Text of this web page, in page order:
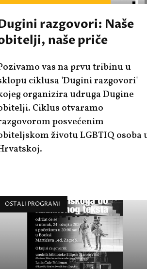
razgovori: Naše
naše priče
vas na prvu tribinu u
ciklusa 'Dugini razgovori'
organizira udruga Dugine
Ciklus otvaramo
posvećenim
životu LGBTIQ osoba
OSTALI PROGRAMI